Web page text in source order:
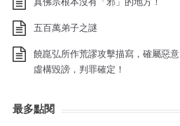
五百萬弟子之謎
饒崑弘所作荒謬攻擊描寫，確屬惡意
虛構毀謗，判罪確定！
最多點閱